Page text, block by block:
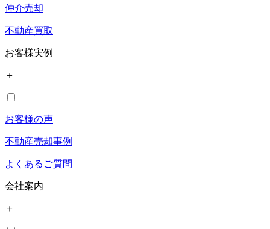
仲介売却
不動産買取
お客様実例
＋
お客様の声
不動産売却事例
よくあるご質問
会社案内
＋